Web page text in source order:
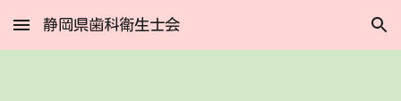
Skip to main content Skip to navigation
静岡県歯科衛生士会